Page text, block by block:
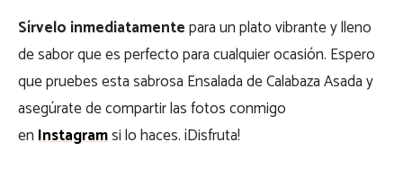
Sírvelo inmediatamentepara un plato vibrante y lleno
de sabor que es perfecto para cualquier ocasión. Espero
que pruebes esta sabrosa Ensalada de Calabaza Asada y
asegúrate de compartir las fotos conmigo
enInstagramsi lo haces. ¡Disfruta!